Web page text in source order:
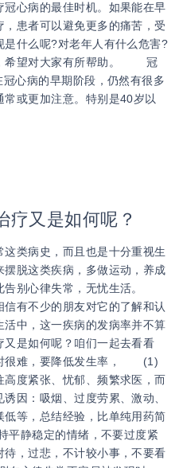
心病的最佳时机。如果能在早
患者可以避免更多的痛苦，受
什么呢?对老年人有什么危害?
希望对大家有所帮助。 冠
病的早期阶段，仍然有很多
或更加注意。特别是40岁以
疗又是如何呢？
类病史，而且也是十分重视生
脱这类疾病，多做运动，养成
告别心律失常，无忧生活。
有不少的朋友对它的了解和认
中，这一疾病的发病率并不算
是如何呢？咱们一起去看看
很难，要降低发生率， (1)
度紧张、忧郁、频繁求医，而
因：吸烟、过度劳累、激动、
等，总结经验，比单纯用药简
静稳定的情绪，不要过度紧
，过悲，不计较小事，不要看